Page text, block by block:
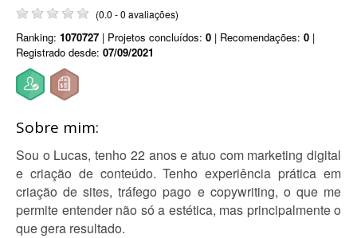
(0.0 - 0 avaliações)
Ranking: 1070727 | Projetos concluídos: 0 | Recomendações: 0 |
Registrado desde: 07/09/2021
Sobre mim:
Sou o Lucas, tenho 22 anos e atuo com marketing digital
e criação de conteúdo. Tenho experiência prática em
criação de sites, tráfego pago e copywriting, o que me
permite entender não só a estética, mas principalmente o
que gera resultado.